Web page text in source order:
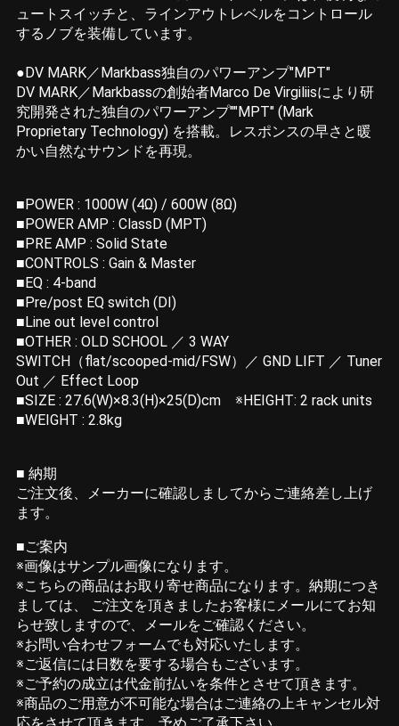
ュートスイッチと、ラインアウトレベルをコントロール
するノブを装備しています。
●DV MARK／Markbass独自のパワーアンプ"MPT"
DV MARK／Markbassの創始者Marco De Virgiliisにより研
究開発された独自のパワーアンプ""MPT" (Mark
Proprietary Technology) を搭載。レスポンスの早さと暖
かい自然なサウンドを再現。
■POWER : 1000W (4Ω) / 600W (8Ω)
■POWER AMP : ClassD (MPT)
■PRE AMP : Solid State
■CONTROLS : Gain & Master
■EQ : 4-band
■Pre/post EQ switch (DI)
■Line out level control
■OTHER : OLD SCHOOL ／ 3 WAY
SWITCH（flat/scooped-mid/FSW）／ GND LIFT ／ Tuner
Out ／ Effect Loop
■SIZE : 27.6(W)×8.3(H)×25(D)cm ※HEIGHT: 2 rack units
■WEIGHT : 2.8kg
■ 納期
ご注文後、メーカーに確認しましてからご連絡差し上げ
ます。
■ご案内
※画像はサンプル画像になります。
※こちらの商品はお取り寄せ商品になります。納期につき
ましては、 ご注文を頂きましたお客様にメールにてお知
らせ致しますので、メールをご確認ください。
※お問い合わせフォームでも対応いたします。
※ご返信には日数を要する場合もございます。
※ご予約の成立は代金前払いを条件とさせて頂きます。
※商品のご用意が不可能な場合はご連絡の上キャンセル対